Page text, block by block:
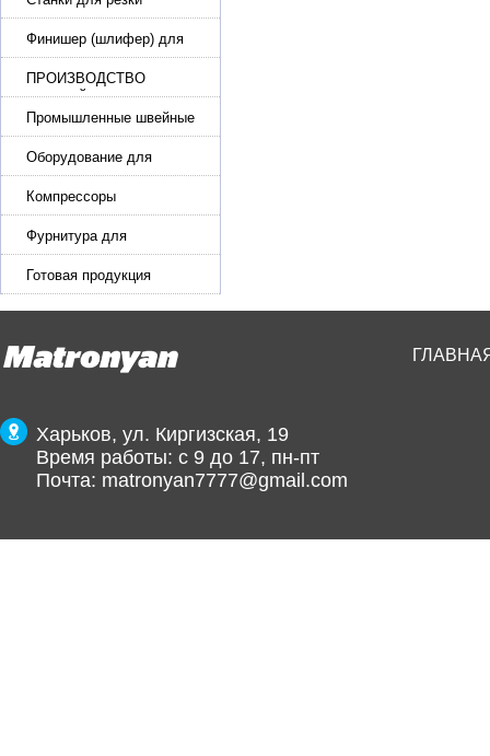
кожи.Станки для резки
стропы
Финишер (шлифер) для
обуви
ПРОИЗВОДСТВО
РЕМНЕЙ, СУМОК,
КОЖГАЛАНТЕРЕИ
Промышленные швейные
машины для кожи, обуви
Оборудование для
производства и резки
эластичной ленты и стропы
Компрессоры
Фурнитура для
производства ремней
Готовая продукция
Харьков, ул. Киргизская, 19
Время работы: с 9 до 17, пн-пт
Почта: matronyan7777@gmail.com